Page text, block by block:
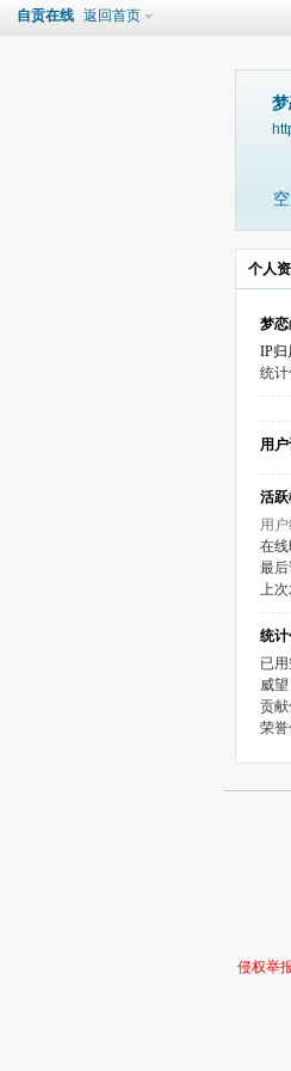
自贡在线 返回首页
个人
梦恋
IP归
统计
用
活
用户
在线
最后
上次
统
已用
威望
贡献
荣誉
侵权举